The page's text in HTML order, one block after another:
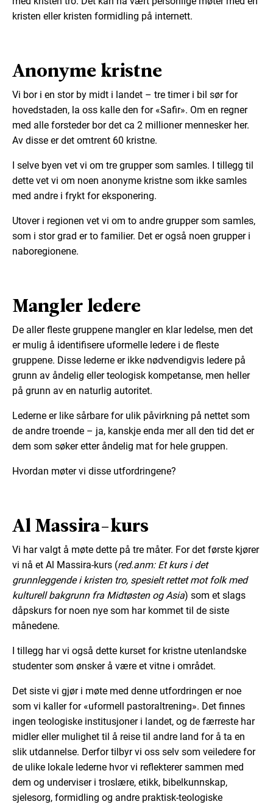
kristen eller kristen formidling på internett.
Anonyme kristne
Vi bor i en stor by midt i landet – tre timer i bil sør for
hovedstaden, la oss kalle den for «Safir». Om en regner
med alle forsteder bor det ca 2 millioner mennesker her.
Av disse er det omtrent 60 kristne.
I selve byen vet vi om tre grupper som samles. I tillegg til
dette vet vi om noen anonyme kristne som ikke samles
med andre i frykt for eksponering.
Utover i regionen vet vi om to andre grupper som samles,
som i stor grad er to familier. Det er også noen grupper i
naboregionene.
Mangler ledere
De aller fleste gruppene mangler en klar ledelse, men det
er mulig å identifisere uformelle ledere i de fleste
gruppene. Disse lederne er ikke nødvendigvis ledere på
grunn av åndelig eller teologisk kompetanse, men heller
på grunn av en naturlig autoritet.
Lederne er like sårbare for ulik påvirkning på nettet som
de andre troende – ja, kanskje enda mer all den tid det er
dem som søker etter åndelig mat for hele gruppen.
Hvordan møter vi disse utfordringene?
Al Massira-kurs
Vi har valgt å møte dette på tre måter. For det første kjører
vi nå et Al Massira-kurs (red.anm: Et kurs i det
grunnleggende i kristen tro, spesielt rettet mot folk med
kulturell bakgrunn fra Midtøsten og Asia) som et slags
dåpskurs for noen nye som har kommet til de siste
månedene.
I tillegg har vi også dette kurset for kristne utenlandske
studenter som ønsker å være et vitne i området.
Det siste vi gjør i møte med denne utfordringen er noe
som vi kaller for «uformell pastoraltrening». Det finnes
ingen teologiske institusjoner i landet, og de færreste har
midler eller mulighet til å reise til andre land for å ta en
slik utdannelse. Derfor tilbyr vi oss selv som veiledere for
de ulike lokale lederne hvor vi reflekterer sammen med
dem og underviser i troslære, etikk, bibelkunnskap,
sjelesorg, formidling og andre praktisk-teologiske